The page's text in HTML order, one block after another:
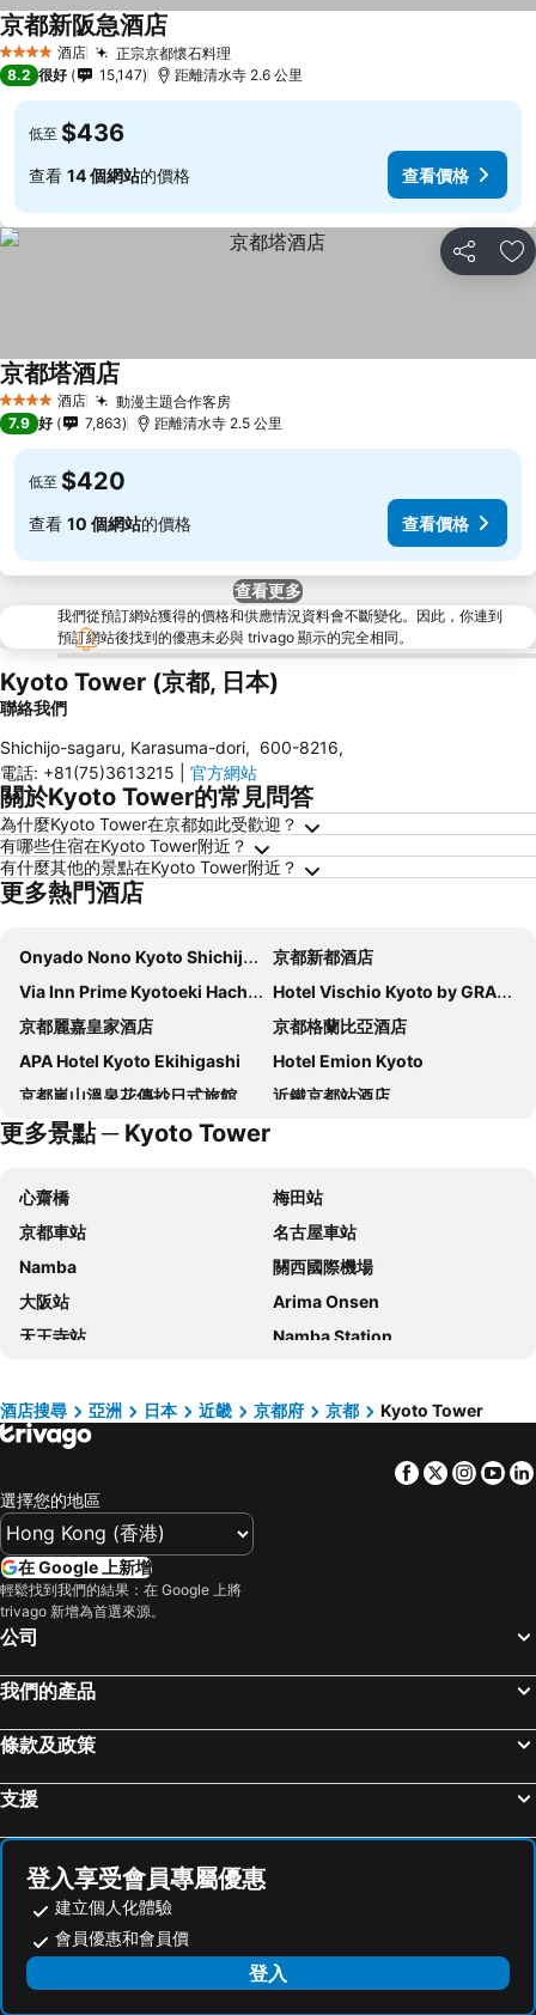
4 星級 酒店 正宗京都懷石料理
京都新阪急酒店
8.2 很好 15,147 距離清水寺 2.6 公里
低至 $436
查看 14 個網站的價格 查看價格
分享 放
4 星級 酒店 動漫主題合作客房
京都塔酒店
7.9 好 7,863 距離清水寺 2.5 公里
低至 $420
查看 10 個網站的價格 查看價格
查看更多
我們從預訂網站獲得的價格和供應情況資料會不斷變化。因此，你連到
預訂網站後找到的優惠未必與 trivago 顯示的完全相同。
Kyoto Tower (京都, 日本)
聯絡我們
Shichijo-sagaru, Karasuma-dori, 600-8216,
電話: +81(75)3613215 官方網站
關於Kyoto Tower的常見問答
為什麼Kyoto Tower在京都如此受歡迎？
有哪些住宿在Kyoto Tower附近？
有什麼其他的景點在Kyoto Tower附近？
更多熱門酒店
Onyado Nono Kyoto Shichijo Natural Hot Spring
京都新都酒店
Via Inn Prime Kyotoeki Hachijoguchi
Hotel Vischio Kyoto by GRANVIA
京都麗嘉皇家酒店
京都格蘭比亞酒店
APA Hotel Kyoto Ekihigashi
Hotel Emion Kyoto
京都嵐山溫泉花傳抄日式旅館
近鐵京都站酒店
Dormy Inn Premium Kyoto Ekimae Natural Hot Spring
APA Hotel Kyoto Eki Horikawadori
REF Kyoto Hachijoguchi by VESSEL HOTELS
ALA HOTEL KYOTO
Hotel Musse Kyoto Shijo Kawaramachi Meitetsu
櫻花台畫室酒店
Vessel Hotel Campana Kyoto Gojo
麗嘉GRAN京都酒店
京都三條三井花園酒店
京都八條口大和皇家酒店
DoubleTree by Hilton Kyoto Station
京都埃爾旅館
京都京阪大酒店
Hotel Keihan Kyotoeki Minami
Richmond Hotel Premier Kyoto Shijo
Hotel Gran Ms Kyoto
京都法華俱樂部酒店
THE BLOSSOM KYOTO
Biwako Hotel
Hotel The M's Kyoto
烏丸京都酒店
京都哈頓酒店
Solaria Nishitetsu Hotel Kyoto Premier
Kyoto Universal Hotel Karasuma
hotel androoms Kyoto Shichijo
京都世紀酒店
HIDEOUT
TUNE STAY KYOTO
更多景點 ─ Kyoto Tower
心齋橋
梅田站
京都車站
名古屋車站
Namba
關西國際機場
大阪站
Arima Onsen
天王寺站
Namba Station
梅田天空之城
神戶三宮車站
Namba City
下呂溫泉
金澤車站
白浜溫泉
大阪城
嵐山竹林
大阪國際機場
天橋立溫泉
Suzuka Circuit
Chubu Centrair International Airport
Awaji Island
奈良車站
Karasuma Station
祇園四条車站
山中溫泉
合掌村
Nipponbashi Station
酒店搜尋 亞洲 日本 近畿 京都府 京都 Kyoto Tower
Facebook
Twitter
選擇您的地區
在 Google 上新增
輕鬆找到我們的結果：在 Google 上將
trivago 新增為首選來源。
公司
我們的產品
條款及政策
支援
登入享受會員專屬優惠
建立個人化體驗
會員優惠和會員價
登入